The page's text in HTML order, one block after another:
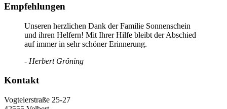
Empfehlungen
Unseren herzlichen Dank der Familie Sonnenschein
und ihren Helfern! Mit Ihrer Hilfe bleibt der Abschied
auf immer in sehr schöner Erinnerung.
- Herbert Gröning
Kontakt
Vogteierstraße 25-27